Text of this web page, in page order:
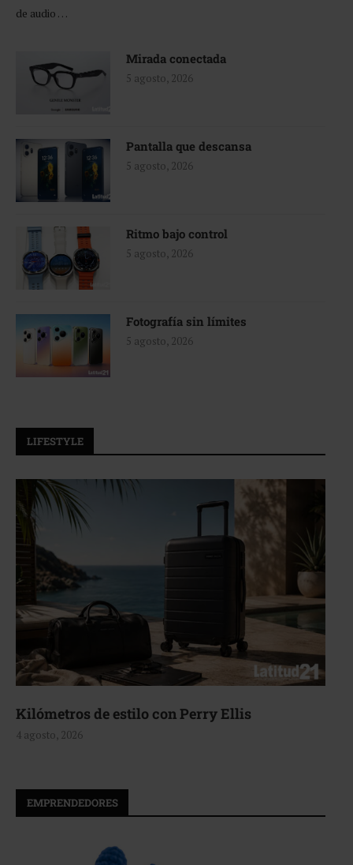
de audio …
Mirada conectada
5 agosto, 2026
Pantalla que descansa
5 agosto, 2026
Ritmo bajo control
5 agosto, 2026
Fotografía sin límites
5 agosto, 2026
LIFESTYLE
Aerie, texturas que fluyen
4 agosto, 2026
EMPRENDEDORES